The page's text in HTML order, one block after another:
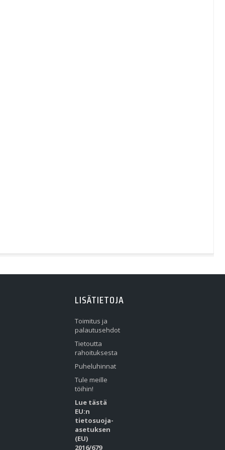
LISÄTIETOJA
Toimitus ja
palautusehdot
Tietoutta
rahoituksesta
Puheluhinnat
Tule meille
töihin!
Lue tästä
EU:n
tietosuoja-
asetuksen
(EU)
2016/679